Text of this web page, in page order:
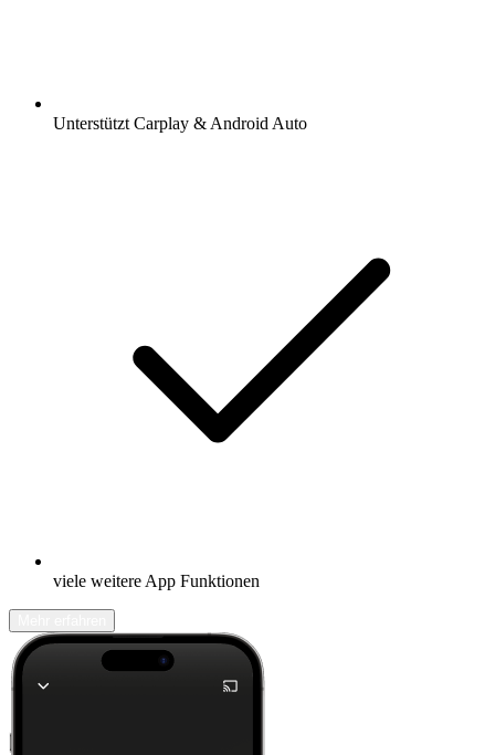
Unterstützt Carplay & Android Auto
viele weitere App Funktionen